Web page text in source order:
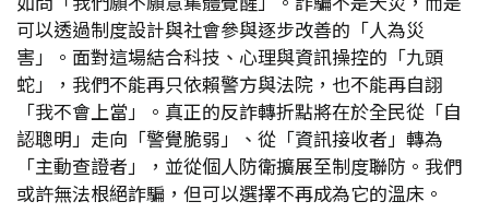
可以透過制度設計與社會參與逐步改善的「人為災
害」。面對這場結合科技、心理與資訊操控的「九頭
蛇」，我們不能再只依賴警方與法院，也不能再自詡
「我不會上當」。真正的反詐轉折點將在於全民從「自
認聰明」走向「警覺脆弱」、從「資訊接收者」轉為
「主動查證者」，並從個人防衛擴展至制度聯防。我們
或許無法根絕詐騙，但可以選擇不再成為它的溫床。